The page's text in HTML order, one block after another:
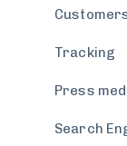
Tracking
Press
Search